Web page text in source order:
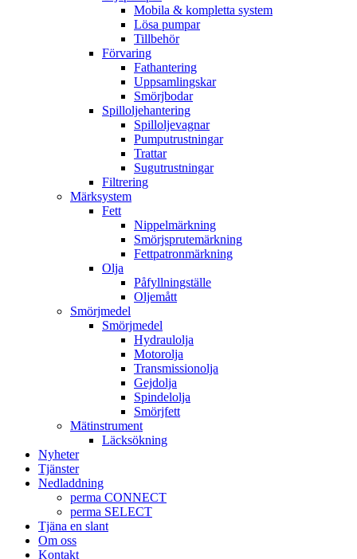
Mobila & kompletta system
Lösa pumpar
Tillbehör
Förvaring
Fathantering
Uppsamlingskar
Smörjbodar
Spilloljehantering
Spilloljevagnar
Pumputrustningar
Trattar
Sugutrustningar
Filtrering
Märksystem
Fett
Nippelmärkning
Smörjsprutemärkning
Fettpatronmärkning
Olja
Påfyllningställe
Oljemått
Smörjmedel
Smörjmedel
Hydraulolja
Motorolja
Transmissionolja
Gejdolja
Spindelolja
Smörjfett
Mätinstrument
Läcksökning
Nyheter
Tjänster
Nedladdning
perma CONNECT
perma SELECT
Tjäna en slant
Om oss
Kontakt